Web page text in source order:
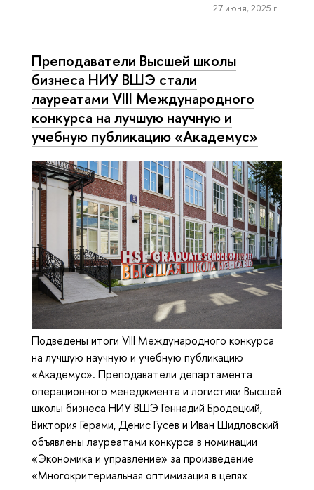
27 июня, 2025 г.
Преподаватели Высшей школы
бизнеса НИУ ВШЭ стали
лауреатами VIII Международного
конкурса на лучшую научную и
учебную публикацию «Aкадемус»
Подведены итоги VIII Международного конкурса
на лучшую научную и учебную публикацию
«Академус». Преподаватели департамента
операционного менеджмента и логистики Высшей
школы бизнеса НИУ ВШЭ Геннадий Бродецкий,
Виктория Герами, Денис Гусев и Иван Шидловский
объявлены лауреатами конкурса в номинации
«Экономика и управление» за произведение
«Многокритериальная оптимизация в цепях